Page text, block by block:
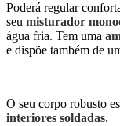
Poderá regular
seu misturador
água fria. Tem uma
e dispõe também de
O seu corpo robusto
interiores soldadas.